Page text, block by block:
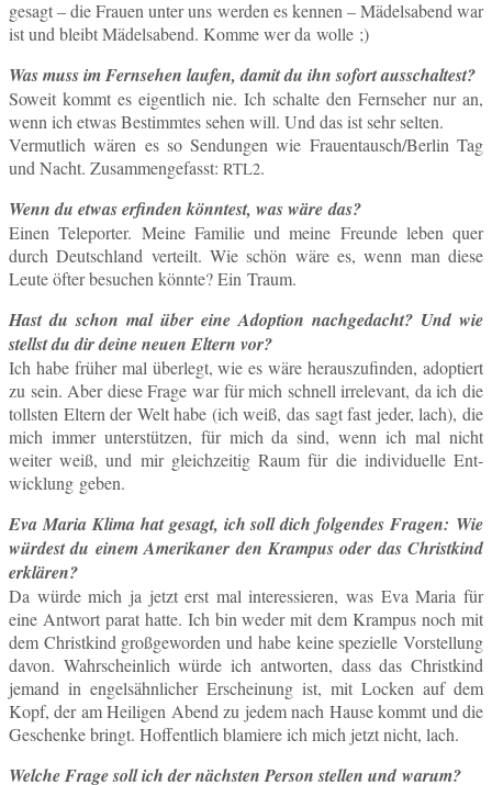
gesagt – die Frauen unter uns werden es kennen – Mä­dels­abend war
ist und bleibt Mä­dels­abend. Komme wer da wolle ;)
Was muss im Fern­se­hen laufen, damit du ihn sofort ausschaltest?
Soweit kommt es ei­gent­lich nie. Ich schal­te den Fern­se­her nur an,
wenn ich etwas Be­stimm­tes sehen will. Und das ist sehr selten.
Ver­mut­lich wären es so Sen­dun­gen wie Frauentausch/Berlin Tag
und Nacht. Zu­sam­men­ge­fasst: RTL2.
Wenn du etwas er­fin­den könn­test, was wäre das?
Einen Te­le­por­ter. Meine Fa­mi­lie und meine Freun­de leben quer
durch Deutsch­land ver­teilt. Wie schön wäre es, wenn man diese
Leute öfter be­su­chen könnte? Ein Traum.
Hast du schon mal über eine Ad­op­ti­on nach­ge­dacht? Und wie
stellst du dir deine neuen Eltern vor?
Ich habe früher mal über­legt, wie es wäre her­aus­zu­fin­den, ad­op­tiert
zu sein. Aber diese Frage war für mich schnell ir­rele­vant, da ich die
tolls­ten Eltern der Welt habe (ich weiß, das sagt fast jeder, lach), die
mich immer un­ter­stüt­zen, für mich da sind, wenn ich mal nicht
weiter weiß, und mir gleich­zei­tig Raum für die in­di­vi­du­el­le Ent­
wick­lung geben.
Eva Maria Klima hat gesagt, ich soll dich fol­gen­des Fragen: Wie
wür­dest du einem Ame­ri­ka­ner den Kram­pus oder das Christ­kind
erklären?
Da würde mich ja jetzt erst mal in­ter­es­sie­ren, was Eva Maria für
eine Ant­wort parat hatte. Ich bin weder mit dem Kram­pus noch mit
dem Christ­kind groß­ge­wor­den und habe keine spe­zi­el­le Vor­stel­lung
davon. Wahr­schein­lich würde ich ant­wor­ten, dass das Christ­kind
jemand in en­gels­ähn­li­cher Er­schei­nung ist, mit Locken auf dem
Kopf, der am Hei­li­gen Abend zu jedem nach Hause kommt und die
Ge­schen­ke bringt. Hof­fent­lich bla­mie­re ich mich jetzt nicht, lach.
Welche Frage soll ich der nächs­ten Person stel­len und warum?